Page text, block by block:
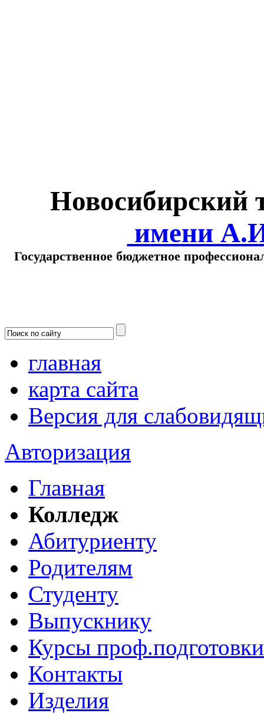
Новосибирский
имени
Государственное бюджетное
главная
карта сайта
Версия для
Авторизация
Главная
Колледж
Абитуриенту
Родителям
Студенту
Выпускнику
Курсы проф.подготовки
Контакты
Изделия